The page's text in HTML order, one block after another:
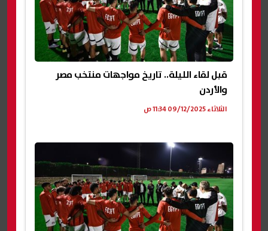
قبل لقاء الليلة.. تاريخ مواجهات منتخب مصر
والأردن
الثلاثاء 09/12/2025 11:34 ص